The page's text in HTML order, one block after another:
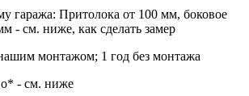
гаража: Притолока от 100 мм, боковое
- см. ниже, как сделать замер
монтажом; 1 год без монтажа
- см. ниже